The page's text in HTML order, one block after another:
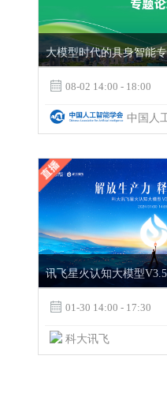
大模型时代的具身智能
 08-02 14:00 - 18:00
讯飞星火认知大模型
 01-30 14:00 - 17:30
科大讯飞